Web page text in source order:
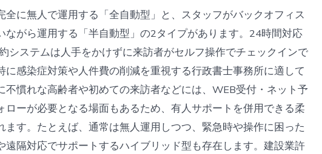
全に無人で運用する「全自動型」と、スタッフがバックオフィス
ながら運用する「半自動型」の2タイプがあります。24時間対応
システムは人手をかけずに来訪者がセルフ操作でチェックインで
に感染症対策や人件費の削減を重視する行政書士事務所に適して
不慣れな高齢者や初めての来訪者などには、WEB受付・ネット予
ローが必要となる場面もあるため、有人サポートを併用できる柔
ます。たとえば、通常は無人運用しつつ、緊急時や操作に困った
遠隔対応でサポートするハイブリッド型も存在します。建設業許